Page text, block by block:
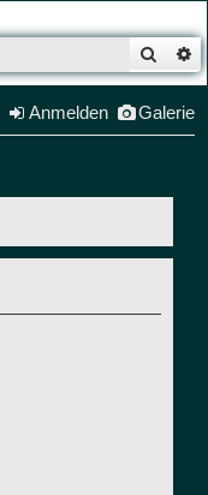
Galerie
Anmelden